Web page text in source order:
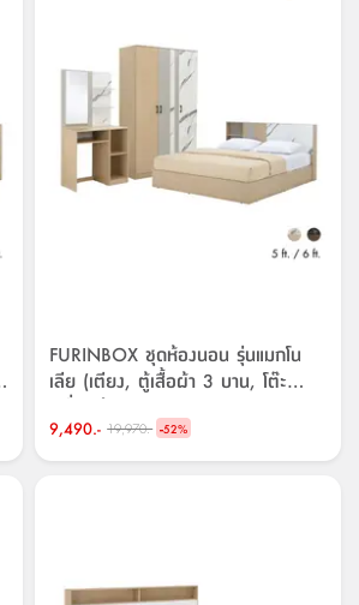
FURINBOX ชุดห้องนอน รุ่นแมกโน
เลีย (เตียง, ตู้เสื้อผ้า 3 บาน, โต๊ะ
เครื่องแป้ง)
9,490.- 19,970.- -52%